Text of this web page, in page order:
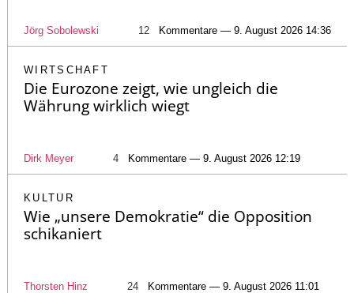
Jörg Sobolewski 12 Kommentare — 9. August 2026 14:36
WIRTSCHAFT
Die Eurozone zeigt, wie ungleich die
Währung wirklich wiegt
Dirk Meyer 4 Kommentare — 9. August 2026 12:19
KULTUR
Wie „unsere Demokratie“ die Opposition
schikaniert
Thorsten Hinz 24 Kommentare — 9. August 2026 11:01